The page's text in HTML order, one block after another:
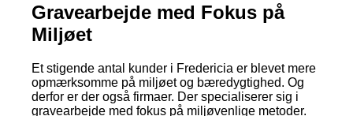
Gravearbejde med Fokus på
Miljøet
Et stigende antal kunder i Fredericia er blevet mere
opmærksomme på miljøet og bæredygtighed. Og
derfor er der også firmaer. Der specialiserer sig i
gravearbejde med fokus på miljøvenlige metoder.